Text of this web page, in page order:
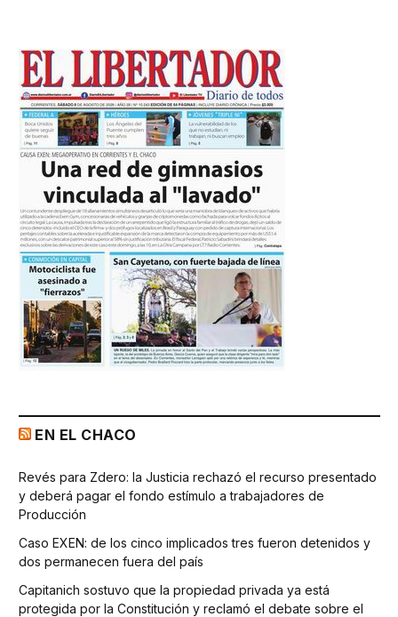
EN EL CHACO
Revés para Zdero: la Justicia rechazó el recurso presentado
y deberá pagar el fondo estímulo a trabajadores de
Producción
Caso EXEN: de los cinco implicados tres fueron detenidos y
dos permanecen fuera del país
Capitanich sostuvo que la propiedad privada ya está
protegida por la Constitución y reclamó el debate sobre el